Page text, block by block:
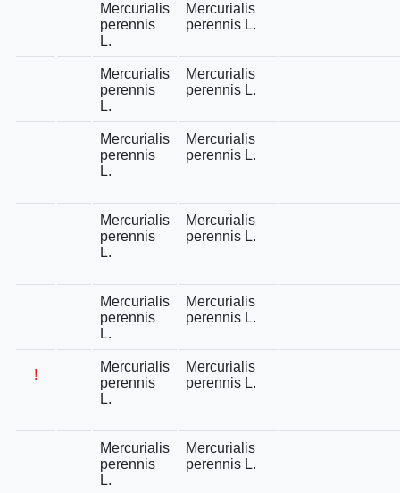
Mercurialis
perennis
L.
Mercurialis
perennis L.
Mercurialis
perennis
L.
Mercurialis
perennis L.
Mercurialis
perennis
L.
Mercurialis
perennis L.
Mercurialis
perennis
L.
Mercurialis
perennis L.
Mercurialis
perennis
L.
Mercurialis
perennis L.
!
Mercurialis
perennis
L.
Mercurialis
perennis L.
Mercurialis
perennis
L.
Mercurialis
perennis L.